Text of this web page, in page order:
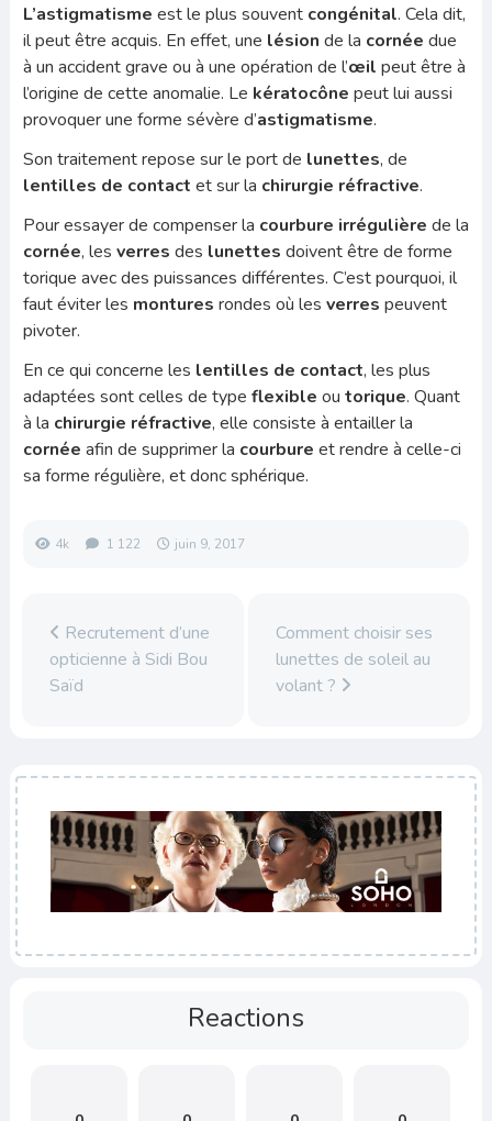
L’astigmatisme est le plus souvent congénital. Cela dit,
il peut être acquis. En effet, une lésion de la cornée due
à un accident grave ou à une opération de l’œil peut être à
l’origine de cette anomalie. Le kératocône peut lui aussi
provoquer une forme sévère d’astigmatisme.
Son traitement repose sur le port de lunettes, de
lentilles de contact et sur la chirurgie réfractive.
Pour essayer de compenser la courbure irrégulière de la
cornée, les verres des lunettes doivent être de forme
torique avec des puissances différentes. C’est pourquoi, il
faut éviter les montures rondes où les verres peuvent
pivoter.
En ce qui concerne les lentilles de contact, les plus
adaptées sont celles de type flexible ou torique. Quant
à la chirurgie réfractive, elle consiste à entailler la
cornée afin de supprimer la courbure et rendre à celle-ci
sa forme régulière, et donc sphérique.
4k 1 122 juin 9, 2017
Recrutement d’une
opticienne à Sidi Bou
Saïd
Comment choisir ses
lunettes de soleil au
volant ?
Reactions